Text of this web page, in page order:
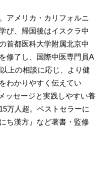
アメリカ・カリフォルニ
び、帰国後はイスクラ中
首都医科大学附属北京中
修了し、国際中医専門員A
上の相談に応じ、より健
わかりやすく伝えてい
ッセージと実践しやすい養
万人超。ベストセラーに
ち漢方』など著書・監修